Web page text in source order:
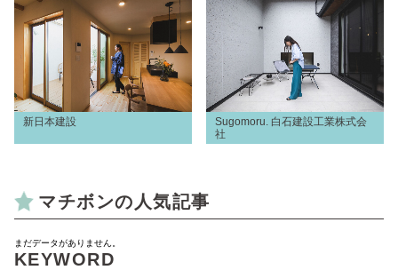
新日本建設
Sugomoru. 白石建設工業株式会
社
マチボンの人気記事
まだデータがありません。
KEYWORD